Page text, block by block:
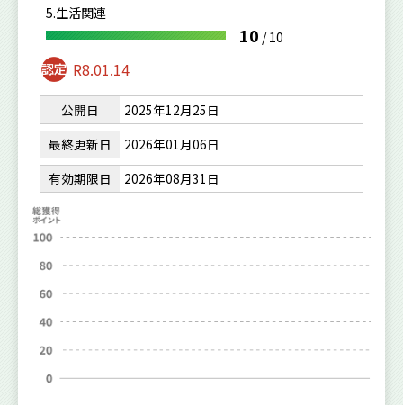
5.生活関連
10 /10
R8.01.14
公開日
2025年12月25日
最終更新日
2026年01月06日
有効期限日
2026年08月31日